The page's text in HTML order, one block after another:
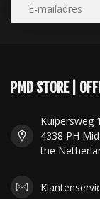
PMD STORE |
Kuipersweg
4338 PH
the